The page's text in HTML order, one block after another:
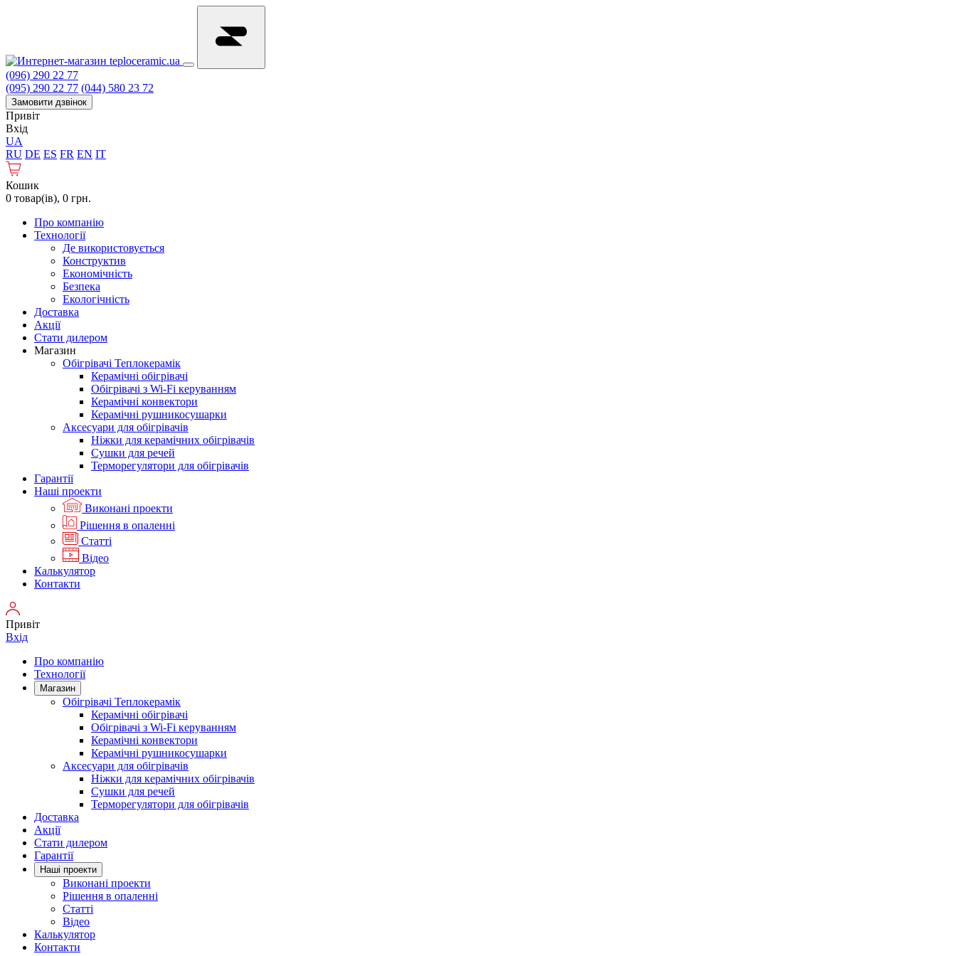
(096) 290 22 77
(095) 290 22 77 (044) 580 23 72
Замовити дзвінок
Привіт
Вхід
UA
RU DE ES FR EN IT
Кошик
0 товар(ів), 0 грн.
Про компанію
Технології
Де використовується
Конструктив
Економічність
Безпека
Екологічність
Доставка
Акції
Стати дилером
Магазин
Обігрівачі Теплокерамік
Керамічні обігрівачі
Обігрівачі з Wi-Fi керуванням
Керамічні конвектори
Керамічні рушникосушарки
Аксесуари для обігрівачів
Ніжки для керамічних обігрівачів
Сушки для речей
Терморегулятори для обігрівачів
Гарантії
Нашi проекти
Виконані проекти
Рішення в опаленні
Статті
Відео
Калькулятор
Контакти
Привіт
Вхід
Про компанію
Технології
Магазин
Обігрівачі Теплокерамік
Керамічні обігрівачі
Обігрівачі з Wi-Fi керуванням
Керамічні конвектори
Керамічні рушникосушарки
Аксесуари для обігрівачів
Ніжки для керамічних обігрівачів
Сушки для речей
Терморегулятори для обігрівачів
Доставка
Акції
Стати дилером
Гарантії
Нашi проекти
Виконані проекти
Рішення в опаленні
Статті
Відео
Калькулятор
Контакти